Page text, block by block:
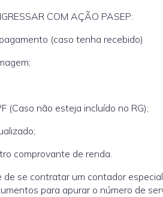
COM AÇÃO PASEP:
(caso tenha recebido)
não esteja incluído no RG);
de renda.
de se contratar um contador
para apurar o número de